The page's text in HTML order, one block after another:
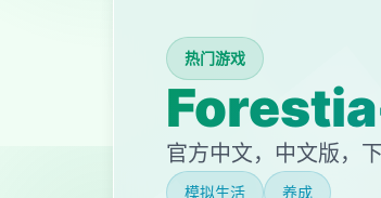
热门游戏
官方中文，中文版，
模拟生活 养成